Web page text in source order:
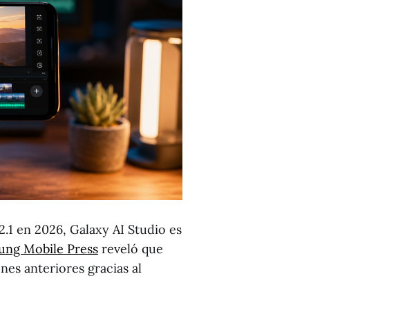
en 2026, Galaxy AI Studio es
Mobile Press reveló que
anteriores gracias al